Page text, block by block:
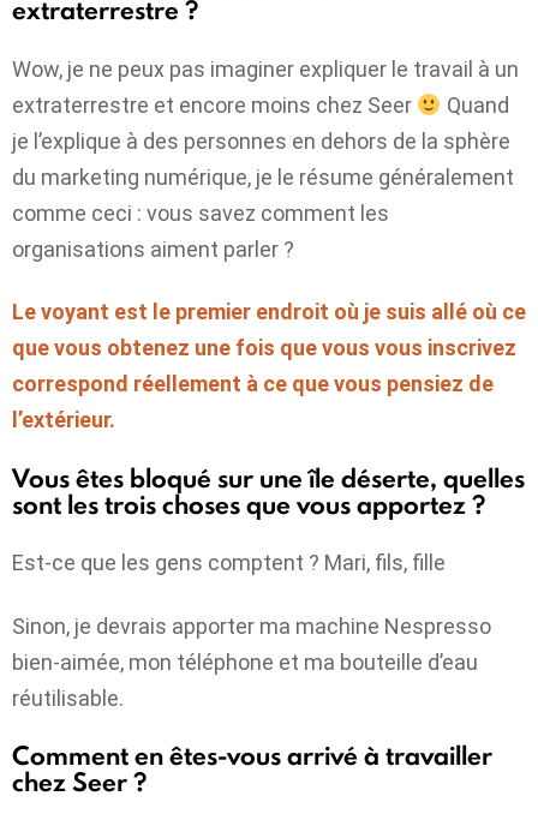
extraterrestre ?
Wow, je ne peux pas imaginer expliquer le travail à un
extraterrestre et encore moins chez Seer
Quand
je l’explique à des personnes en dehors de la sphère
du marketing numérique, je le résume généralement
comme ceci : vous savez comment les
organisations aiment parler ?
Le voyant est le premier endroit où je suis allé où ce
que vous obtenez une fois que vous vous inscrivez
correspond réellement à ce que vous pensiez de
l’extérieur.
Vous êtes bloqué sur une île déserte, quelles
sont les trois choses que vous apportez ?
Est-ce que les gens comptent ? Mari, fils, fille
Sinon, je devrais apporter ma machine Nespresso
bien-aimée, mon téléphone et ma bouteille d’eau
réutilisable.
Comment en êtes-vous arrivé à travailler
chez Seer ?